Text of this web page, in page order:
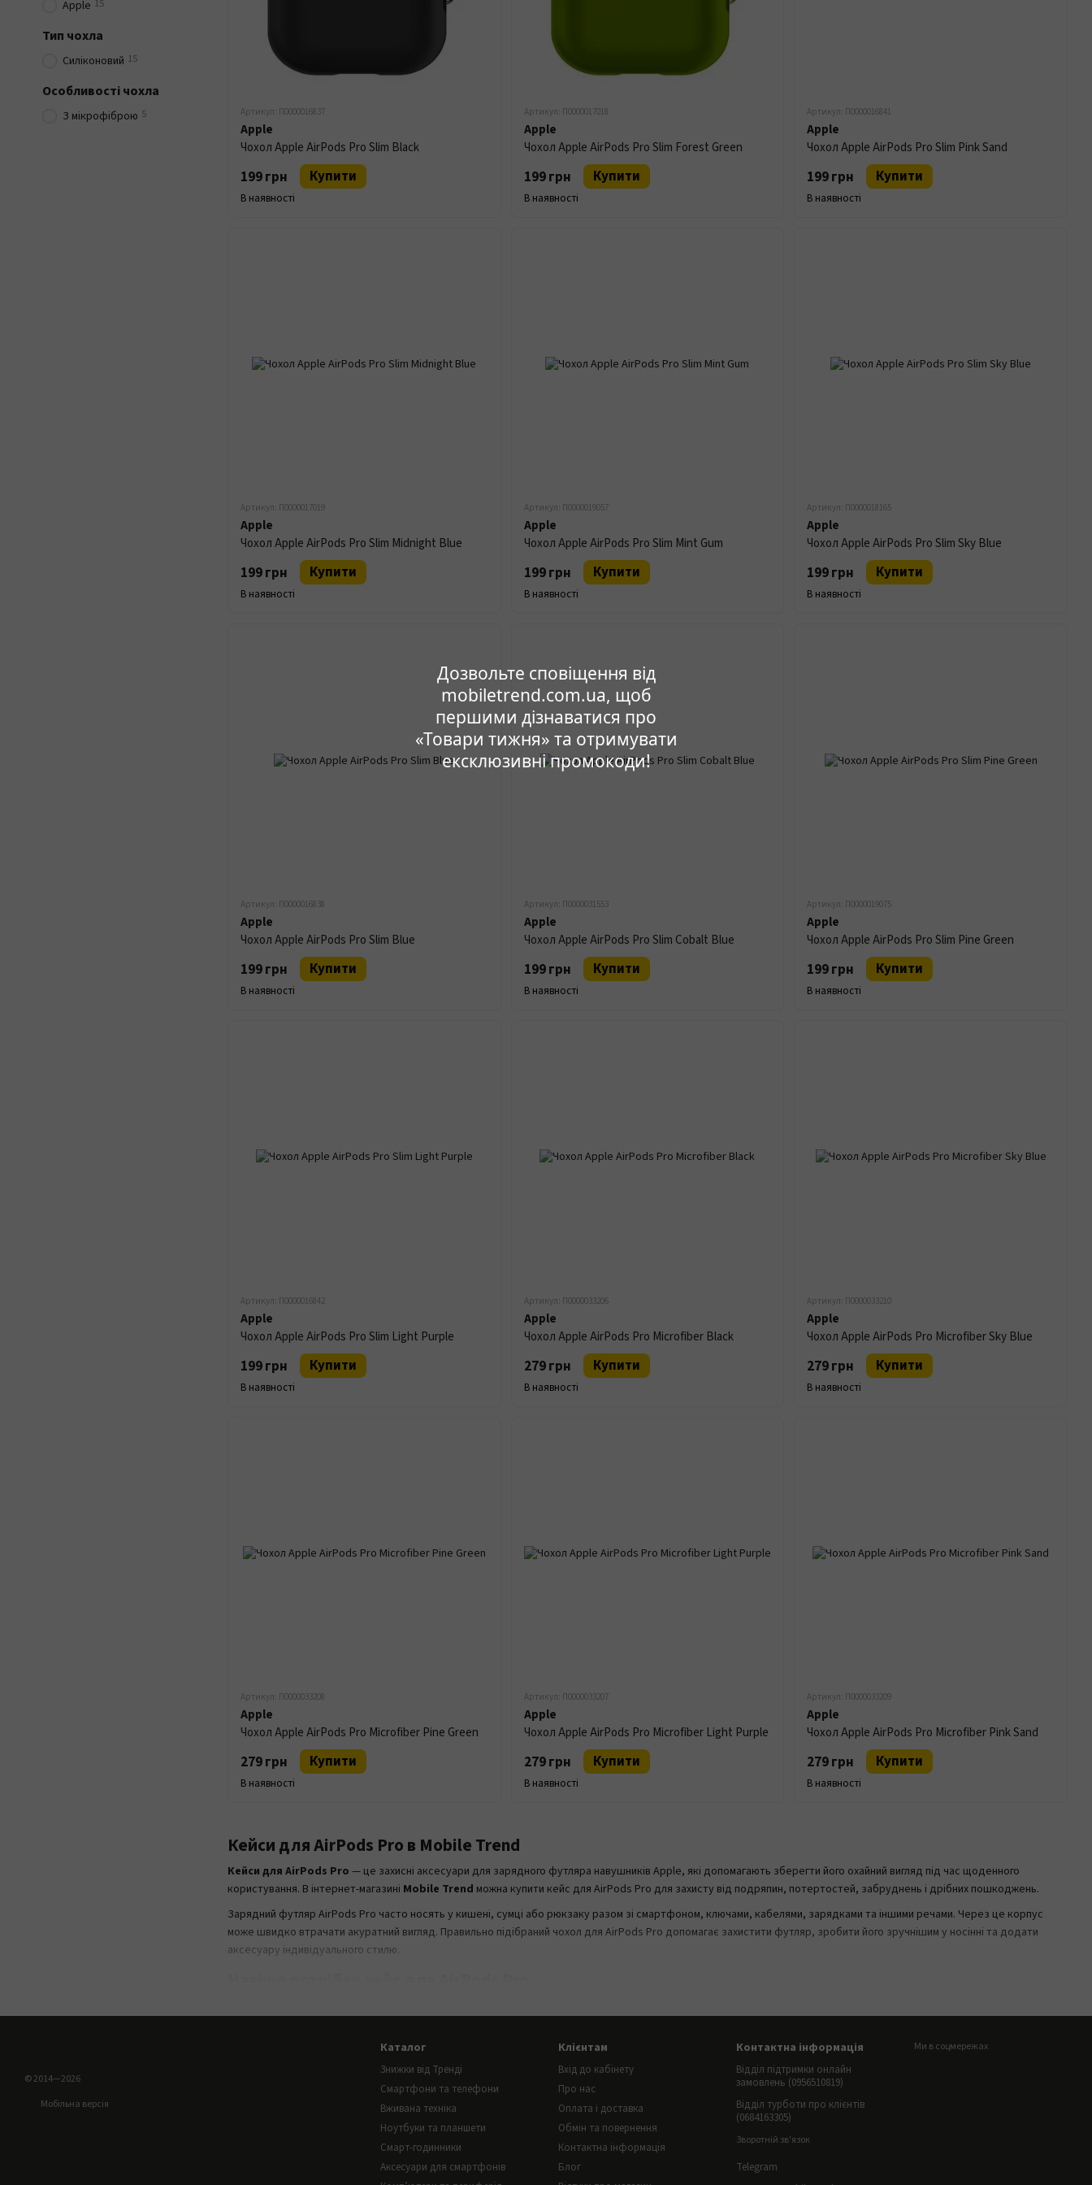
Дозвольте сповіщення від
mobiletrend.com.ua, щоб
першими дізнаватися про
«Товари тижня» та отримувати
ексклюзивні промокоди!
Кейси для AirPods Pro в Mobile Trend
Кейси для AirPods Pro — це захисні аксесуари для зарядного футляра навушників Apple, які допомагають зберегти його охайний вигляд під час щоденного
користування. В інтернет-магазині Mobile Trend можна купити кейс для AirPods Pro для захисту від подряпин, потертостей, забруднень і дрібних пошкоджень.
Зарядний футляр AirPods Pro часто носять у кишені, сумці або рюкзаку разом зі смартфоном, ключами, кабелями, зарядками та іншими речами. Через це корпус
може швидко втрачати акуратний вигляд. Правильно підібраний чохол для AirPods Pro допомагає захистити футляр, зробити його зручнішим у носінні та додати
аксесуару індивідуального стилю.
довше зберігати його приємний зовнішній вигляд.
— від подряпин, потертостей, пилу та щоденного зношення;
— кейс легше знайти в сумці, рюкзаку або кишені;
— можна підібрати колір або дизайн під свій стиль;
— деякі кейси мають карабін або зручне кріплення;
— аксесуар для щоденного використання AirPods Pro.
Артикул: П0000016837
Apple
Чохол Apple AirPods Pro Slim Black
199 грн Купити
В наявності
Артикул: П0000017018
Apple
Чохол Apple AirPods Pro Slim Forest Green
199 грн Купити
В наявності
Артикул: П0000016841
Apple
Чохол Apple AirPods Pro Slim Pink Sand
199 грн Купити
В наявності
Артикул: П0000017019
Apple
Чохол Apple AirPods Pro Slim Midnight Blue
199 грн Купити
В наявності
Артикул: П0000019057
Apple
Чохол Apple AirPods Pro Slim Mint Gum
199 грн Купити
В наявності
Артикул: П0000018165
Apple
Чохол Apple AirPods Pro Slim Sky Blue
199 грн Купити
В наявності
Артикул: П0000016838
Apple
Чохол Apple AirPods Pro Slim Blue
199 грн Купити
В наявності
Артикул: П0000031553
Apple
Чохол Apple AirPods Pro Slim Cobalt Blue
199 грн Купити
В наявності
Артикул: П0000019075
Apple
Чохол Apple AirPods Pro Slim Pine Green
199 грн Купити
В наявності
Артикул: П0000016842
Apple
Чохол Apple AirPods Pro Slim Light Purple
199 грн Купити
В наявності
Артикул: П0000033206
Apple
Чохол Apple AirPods Pro Microfiber Black
279 грн Купити
В наявності
Артикул: П0000033210
Apple
Чохол Apple AirPods Pro Microfiber Sky Blue
279 грн Купити
В наявності
Артикул: П0000033208
Apple
Чохол Apple AirPods Pro Microfiber Pine Green
279 грн Купити
В наявності
Артикул: П0000033207
Apple
Чохол Apple AirPods Pro Microfiber Light Purple
279 грн Купити
В наявності
Артикул: П0000033209
Apple
Чохол Apple AirPods Pro Microfiber Pink Sand
279 грн Купити
В наявності
Apple 15
Тип чохла
Силіконовий 15
Особливості чохла
З мікрофіброю 5
© 2014—2026
Мобільна версія
Каталог
Знижки від Тренді
Смартфони та телефони
Вживана техніка
Ноутбуки та планшети
Смарт-годинники
Аксесуари для смартфонів
Клієнтам
Вхід до кабінету
Про нас
Оплата і доставка
Обмін та повернення
Контактна інформація
Блог
Контактна інформація
Відділ підтримки онлайн
замовлень (0956510819)
Відділ турботи про клієнтів
(0684163305)
Зворотній зв'язок
Telegram
Ми в соцмережах